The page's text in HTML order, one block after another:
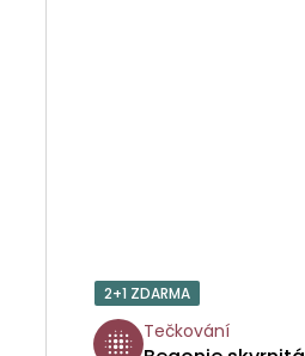
2+1 ZDARMA
Tečkování